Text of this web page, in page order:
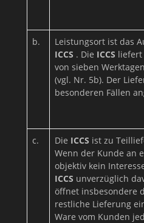
b.
Leistungsort ist das
ICCS . Die ICCS liefert
von sieben
(vgl. Nr. 5b). Der
besonderen Fällen
c. Die ICCS ist zu
Wenn der Kunde an
objektiv kein
ICCS unverzüglich
öffnet insbesondere
restliche Lieferung
Ware vom Kunden